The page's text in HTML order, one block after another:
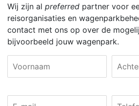
Wij zijn al preferred partner voor
reisorganisaties en
contact met ons op over de
bijvoorbeeld jouw wagenpark.